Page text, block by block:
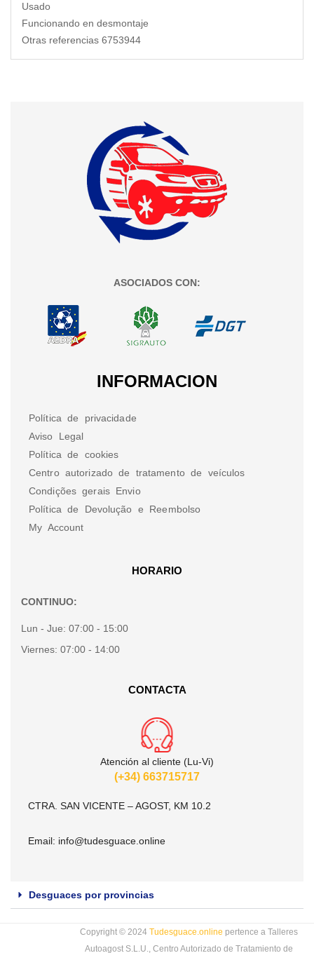
Usado
Funcionando en desmontaje
Otras referencias 6753944
ASOCIADOS CON:
INFORMACION
Política de privacidade
Aviso Legal
Política de cookies
Centro autorizado de tratamento de veículos
Condições gerais Envio
Política de Devolução e Reembolso
My Account
HORARIO
CONTINUO:
Lun - Jue: 07:00 - 15:00
Viernes: 07:00 - 14:00
CONTACTA
Atención al cliente (Lu-Vi)
(+34) 663715717
CTRA. SAN VICENTE – AGOST, KM 10.2
Email: info@tudesguace.online
Desguaces por provincias
Copyright © 2024 Tudesguace.online pertence a Talleres
Autoagost S.L.U., Centro Autorizado de Tratamiento de